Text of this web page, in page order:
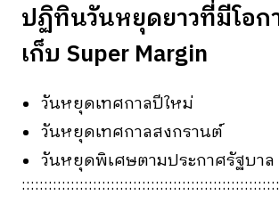
ปฏิทินวันหยุดยาวที่มีโอก
เก็บ Super Margin
วันหยุดเทศกาลปีใหม่
วันหยุดเทศกาลสงกรานต์
วันหยุดพิเศษตามประกาศรัฐบาล